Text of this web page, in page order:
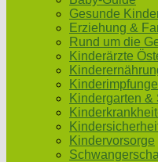
Gesunde
Erziehung &
Rund um die
Kinderärzte
Kindergarten &
Kindervorsorge